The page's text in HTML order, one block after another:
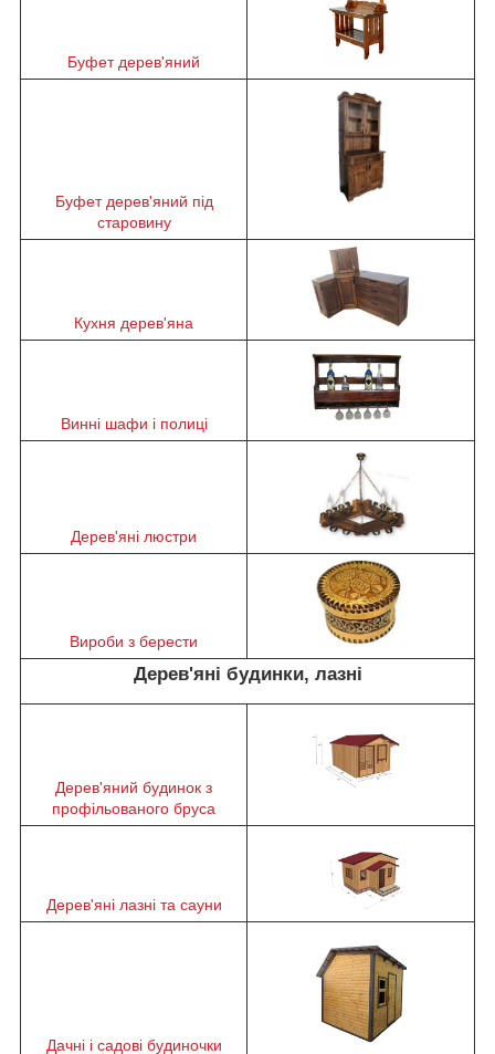
Буфет дерев'яний
Буфет дерев'яний під
старовину
Кухня дерев'яна
Винні шафи і полиці
Дерев'яні люстри
Вироби з берести
Дерев'яні будинки, лазні
Дерев'яний будинок з
профільованого бруса
Дерев'яні лазні та сауни
Дачні і садові будиночки